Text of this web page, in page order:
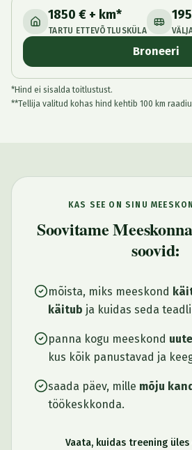
1850 € + km*
TARTU ETTEVÕTLUSKÜLA
Broneeri
*Hind ei sisalda toitlustust.
**Tellija valitud kohas hind kehtib 100 km
KAS SEE ON SINU
Soovitame
soovid:
mõista, miks meeskond
käitub ja kuidas seda
panna kogu meeskond
kus kõik panustavad ja
saada päev, mille mõju
töökeskkonda.
Vaata, kuidas treening